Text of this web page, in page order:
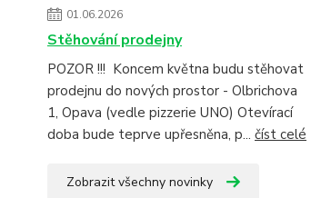
01.06.2026
Stěhování prodejny
POZOR !!! Koncem května budu stěhovat
prodejnu do nových prostor - Olbrichova
1, Opava (vedle pizzerie UNO) Otevírací
doba bude teprve upřesněna, p... číst celé
Zobrazit všechny novinky